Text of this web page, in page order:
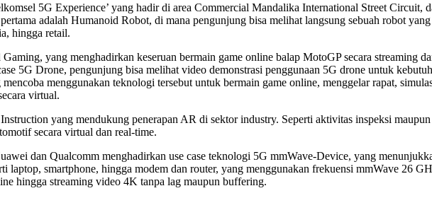
5G Experience’ yang hadir di area Commercial Mandalika International Street Circuit,
adalah Humanoid Robot, di mana pengunjung bisa melihat langsung sebuah robot
hingga retail.
yang menghadirkan keseruan bermain game online balap MotoGP secara streaming
5G Drone, pengunjung bisa melihat video demonstrasi penggunaan 5G drone untuk
menggunakan teknologi tersebut untuk bermain game online, menggelar rapat,
virtual.
yang mendukung penerapan AR di sektor industry. Seperti aktivitas inspeksi
secara virtual dan real-time.
dan Qualcomm menghadirkan use case teknologi 5G mmWave-Device, yang
laptop, smartphone, hingga modem dan router, yang menggunakan frekuensi mmWave 26
hingga streaming video 4K tanpa lag maupun buffering.